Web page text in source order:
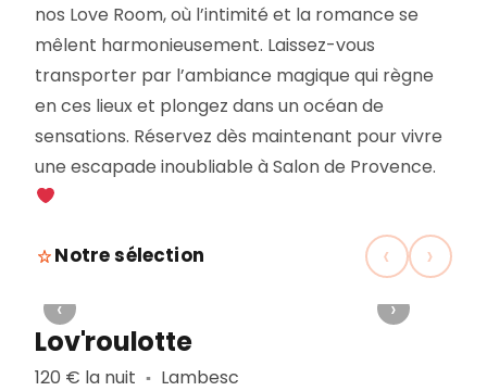
nos Love Room, où l’intimité et la romance se
mêlent harmonieusement. Laissez-vous
transporter par l’ambiance magique qui règne
en ces lieux et plongez dans un océan de
sensations. Réservez dès maintenant pour vivre
une escapade inoubliable à Salon de Provence.
Notre sélection ‹ ›
‹ ›
Lov'roulotte
120 € la nuit ▪︎ Lambesc